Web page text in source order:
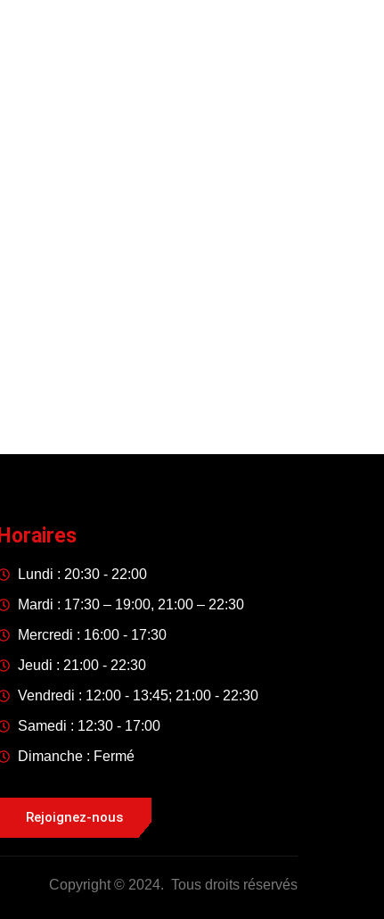
Horaires
Lundi : 20:30 - 22:00
Mardi : 17:30 – 19:00, 21:00 – 22:30
Mercredi : 16:00 - 17:30
Jeudi : 21:00 - 22:30
Vendredi : 12:00 - 13:45; 21:00 - 22:30
Samedi : 12:30 - 17:00
Dimanche : Fermé
Rejoignez-nous
Copyright © 2024. Tous droits réservés